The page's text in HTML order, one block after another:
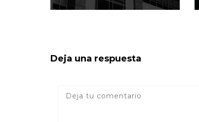
Deja una respuesta